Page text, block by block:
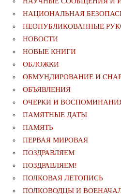
НАЦИОНАЛЬНАЯ
НЕОПУБЛИКОВАННЫЕ
НОВОСТИ
НОВЫЕ КНИГИ
ОБЛОЖКИ
ОБМУНДИРОВАНИЕ И
ОБЪЯВЛЕНИЯ
ОЧЕРКИ И
ПАМЯТНЫЕ ДАТЫ
ПАМЯТЬ
ПЕРВАЯ МИРОВАЯ
ПОЗДРАВЛЯЕМ
ПОЗДРАВЛЯЕМ!
ПОЛКОВАЯ ЛЕТОПИСЬ
ПОЛКОВОДЦЫ И